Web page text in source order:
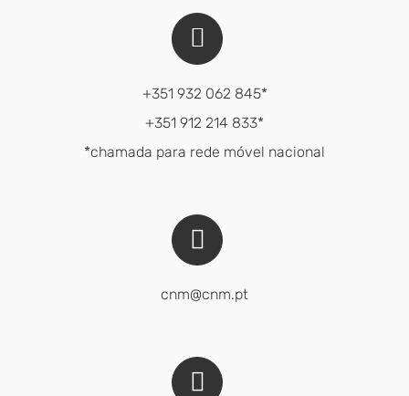
+351 932 062 845*
+351 912 214 833*
*chamada para rede móvel nacional
cnm@cnm.pt